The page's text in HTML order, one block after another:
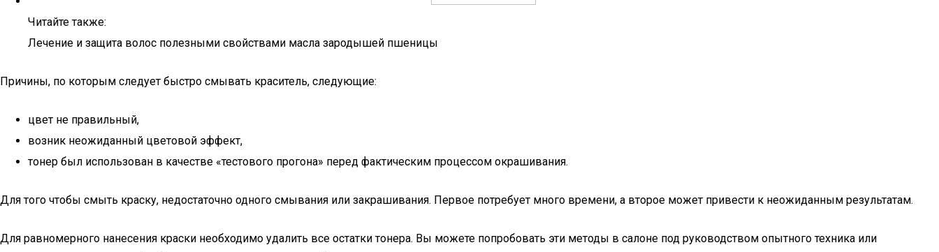
Читайте также:
Лечение и защита волос полезными свойствами масла зародышей пшеницы
Причины, по которым следует быстро смывать краситель, следующие:
цвет не правильный,
возник неожиданный цветовой эффект,
тонер был использован в качестве «тестового прогона» перед фактическим процессом окрашивания.
Для того чтобы смыть краску, недостаточно одного смывания или закрашивания. Первое потребует много времени, а второе может привести к неожиданным результатам.
Для равномерного нанесения краски необходимо удалить все остатки тонера. Вы можете попробовать эти методы в салоне под руководством опытного техника или